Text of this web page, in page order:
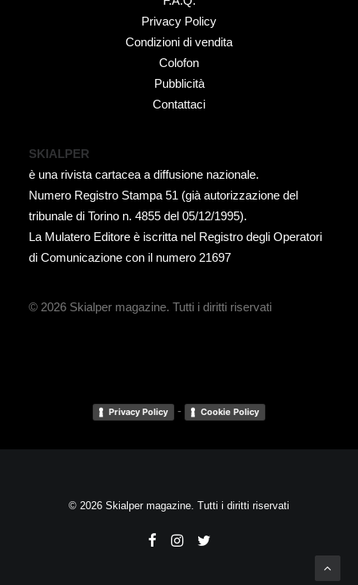
Privacy Policy
Condizioni di vendita
Colofon
Pubblicità
Contattaci
SKIALPER
è una rivista cartacea a diffusione nazionale.
Numero Registro Stampa 51 (già autorizzazione del
tribunale di Torino n. 4855 del 05/12/1995).
La Mulatero Editore è iscritta nel Registro degli Operatori
di Comunicazione con il numero 21697
© 2026 Skialper magazine. Tutti i diritti riservati
Privacy Policy - Cookie Policy
© 2026 Skialper magazine. Tutti i diritti riservati